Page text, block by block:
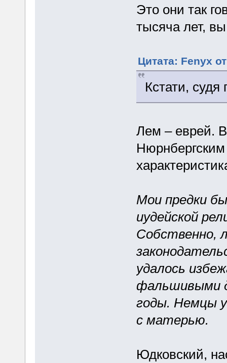
Это они так
тысяча лет,
Цитата: Fenyx
Кстати,
Лем – еврей.
Нюрнбергским
Мои предки
иудейской
Собственно,
удалось
фальшивыми
годы. Немцы
с матерью.
Юдковский,